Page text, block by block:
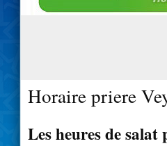
Horaire priere
Les heures de salat